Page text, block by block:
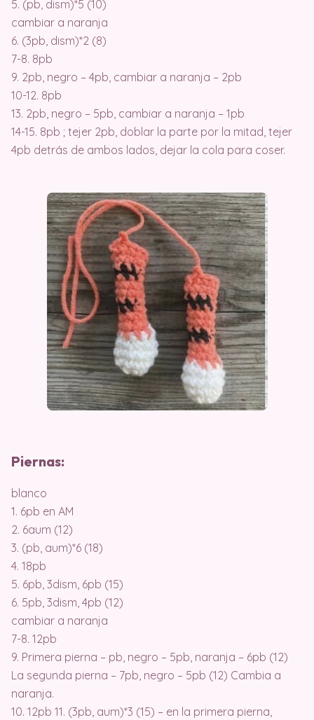
5. (pb, dism)*5 (10)
cambiar a naranja
6. (3pb, dism)*2 (8)
7-8. 8pb
9. 2pb, negro – 4pb, cambiar a naranja – 2pb
10-12. 8pb
13. 2pb, negro – 5pb, cambiar a naranja – 1pb
14-15. 8pb ; tejer 2pb, doblar la parte por la mitad, tejer
4pb detrás de ambos lados, dejar la cola para coser.
Piernas:
blanco
1. 6pb en AM
2. 6aum (12)
3. (pb, aum)*6 (18)
4. 18pb
5. 6pb, 3dism, 6pb (15)
6. 5pb, 3dism, 4pb (12)
cambiar a naranja
7-8. 12pb
9. Primera pierna – pb, negro – 5pb, naranja – 6pb (12)
La segunda pierna – 7pb, negro – 5pb (12) Cambia a
naranja.
10. 12pb 11. (3pb, aum)*3 (15) – en la primera pierna,